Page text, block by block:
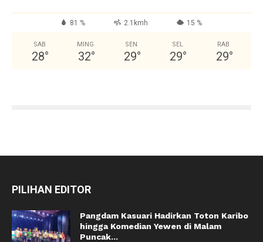
81 % 2.1kmh 15 %
SAB
28°
MING
32°
SEN
29°
SEL
29°
RAB
29°
PILIHAN EDITOR
Pangdam Kasuari Hadirkan Toton Karibo
hingga Komedian Yewen di Malam
Puncak...